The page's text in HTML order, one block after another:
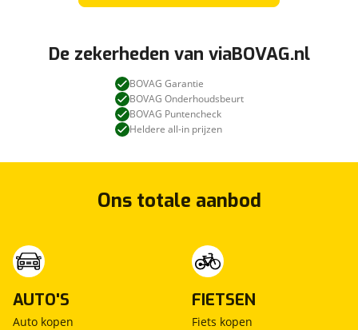
De zekerheden van viaBOVAG.nl
BOVAG Garantie
BOVAG Onderhoudsbeurt
BOVAG Puntencheck
Heldere all-in prijzen
Ons totale aanbod
AUTO'S
Auto kopen
FIETSEN
Fiets kopen